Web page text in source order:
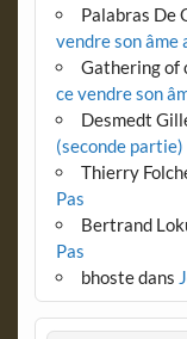
Palabras De
vendre son âme
Gathering of
ce vendre son
Desmedt
(seconde partie)
Thierry
Pas
Bertrand
Pas
bhostedans